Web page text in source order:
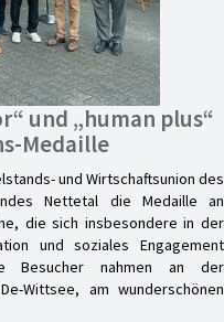
und „human plus“
Medaille
und Wirtschaftsunion des
Nettetal die Medaille an
die sich insbesondere in der
und soziales Engagement
Besucher nahmen an der
Wittsee, am wunderschönen